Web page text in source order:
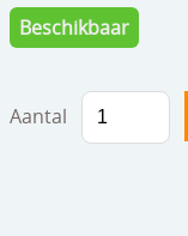
klokken
tapijten
Beschikbaar
Aantal